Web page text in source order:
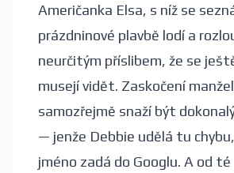
Američanka Elsa, s níž se
prázdninové plavbě lodí a
neurčitým příslibem, že se
musejí vidět. Zaskočení
samozřejmě snaží být
— jenže Debbie udělá tu
jméno zadá do Googlu. A od té